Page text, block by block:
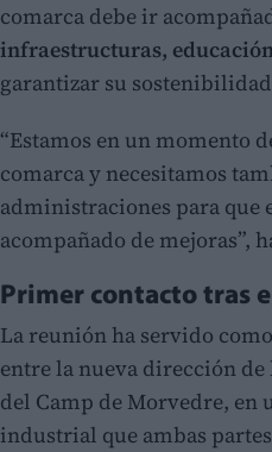
comarca debe ir
infraestructuras,
garantizar su
“Estamos en un momento
comarca y necesitamos
administraciones para que
acompañado de mejoras”,
Primer contacto tras
La reunión ha servido
entre la nueva dirección de
del Camp de Morvedre, en
industrial que ambas